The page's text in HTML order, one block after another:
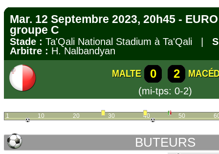
Mar. 12 Septembre 2023, 20h45 -
groupe C
Stade : Ta'Qali National Stadium à Ta'Qali |
Arbitre : H. Nalbandyan
MALTE 0 2
(mi-tps: 0-2)
1 10 20 30 40 50
BUTEURS